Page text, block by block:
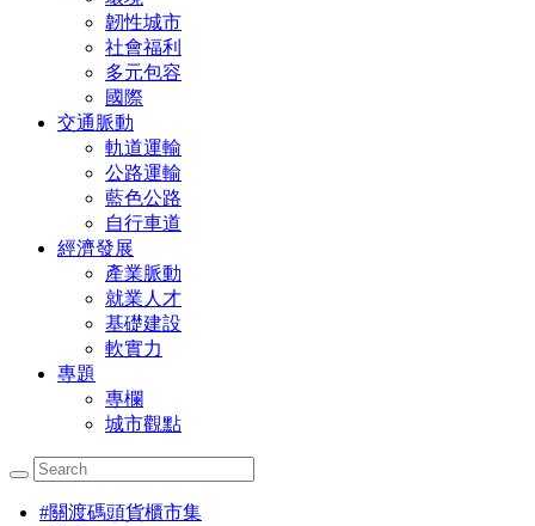
韌性城市
社會福利
多元包容
國際
交通脈動
軌道運輸
公路運輸
藍色公路
自行車道
經濟發展
產業脈動
就業人才
基礎建設
軟實力
專題
專欄
城市觀點
#關渡碼頭貨櫃市集